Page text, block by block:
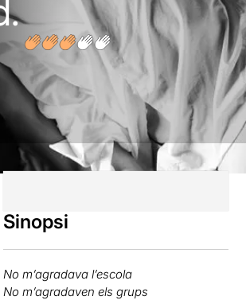
Sinopsi
No m’agradava l’escola
No m’agradaven els grups